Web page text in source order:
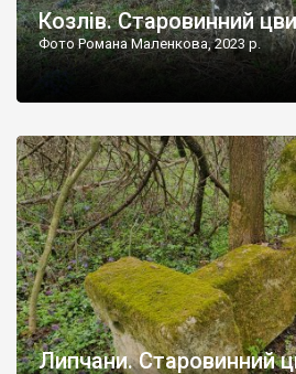
Козлів. Старовинний
Фото Романа Маленкова, 2023 р.
Липчани. Старовинний